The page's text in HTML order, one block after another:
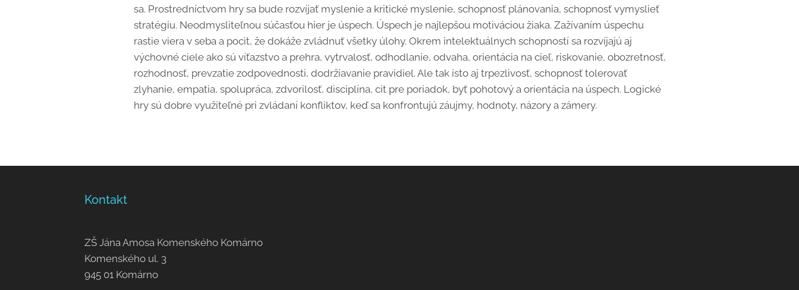
sa. Prostredníctvom hry sa bude rozvíjať myslenie a kritické myslenie, schopnosť plánovania, schopnosť vymyslieť
stratégiu. Neodmysliteľnou súčasťou hier je úspech. Úspech je najlepšou motiváciou žiaka. Zažívaním úspechu
rastie viera v seba a pocit, že dokáže zvládnuť všetky úlohy. Okrem intelektuálnych schopností sa rozvíjajú aj
výchovné ciele ako sú víťazstvo a prehra, vytrvalosť, odhodlanie, odvaha, orientácia na cieľ, riskovanie, obozretnosť,
rozhodnosť, prevzatie zodpovednosti, dodržiavanie pravidiel. Ale tak isto aj trpezlivosť, schopnosť tolerovať
zlyhanie, empatia, spolupráca, zdvorilosť, disciplína, cit pre poriadok, byť pohotový a orientácia na úspech. Logické
hry sú dobre využiteľné pri zvládaní konfliktov, keď sa konfrontujú záujmy, hodnoty, názory a zámery.
Kontakt
ZŠ Jána Amosa Komenského Komárno
Komenského ul. 3
945 01 Komárno